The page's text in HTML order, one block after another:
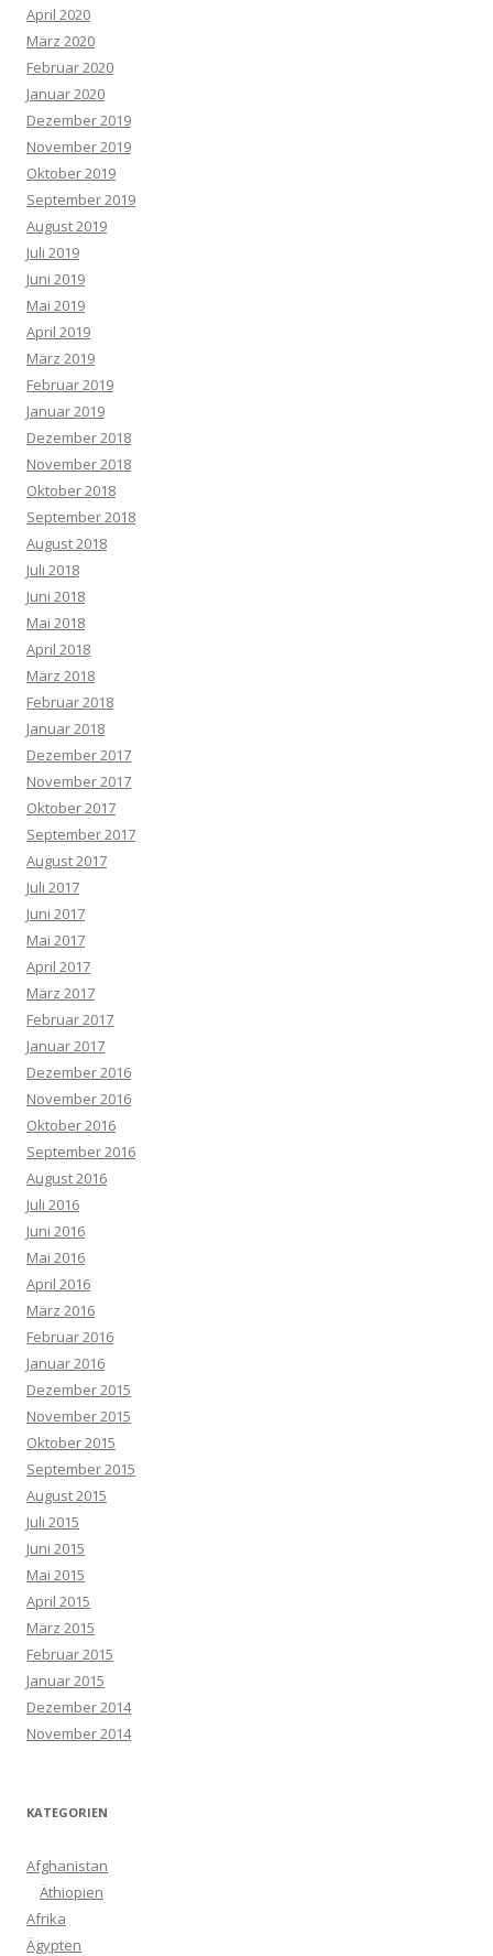
April 2020
März 2020
Februar 2020
Januar 2020
Dezember 2019
November 2019
Oktober 2019
September 2019
August 2019
Juli 2019
Juni 2019
Mai 2019
April 2019
März 2019
Februar 2019
Januar 2019
Dezember 2018
November 2018
Oktober 2018
September 2018
August 2018
Juli 2018
Juni 2018
Mai 2018
April 2018
März 2018
Februar 2018
Januar 2018
Dezember 2017
November 2017
Oktober 2017
September 2017
August 2017
Juli 2017
Juni 2017
Mai 2017
April 2017
März 2017
Februar 2017
Januar 2017
Dezember 2016
November 2016
Oktober 2016
September 2016
August 2016
Juli 2016
Juni 2016
Mai 2016
April 2016
März 2016
Februar 2016
Januar 2016
Dezember 2015
November 2015
Oktober 2015
September 2015
August 2015
Juli 2015
Juni 2015
Mai 2015
April 2015
März 2015
Februar 2015
Januar 2015
Dezember 2014
November 2014
KATEGORIEN
Afghanistan
Äthiopien
Afrika
Ägypten